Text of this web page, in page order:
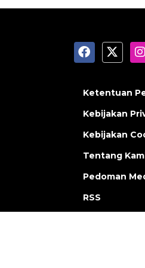
Ketentuan
Kebijakan
Kebijakan
Tentang
Pedoman
RSS